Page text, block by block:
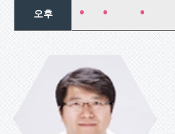
오후 • • •
최병철
부인과내시경
수술/부인종양
클리닉